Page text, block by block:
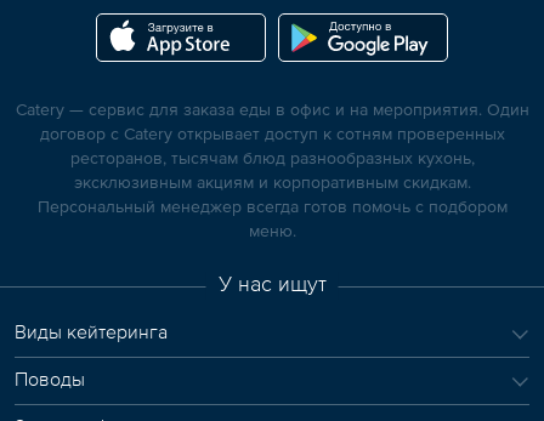
Catery — сервис для заказа еды в офис и на мероприятия. Один
договор с Catery открывает доступ к сотням проверенных
ресторанов, тысячам блюд разнообразных кухонь,
эксклюзивным акциям и корпоративным скидкам.
Персональный менеджер всегда готов помочь с подбором
меню.
У нас ищут
Виды кейтеринга
Поводы